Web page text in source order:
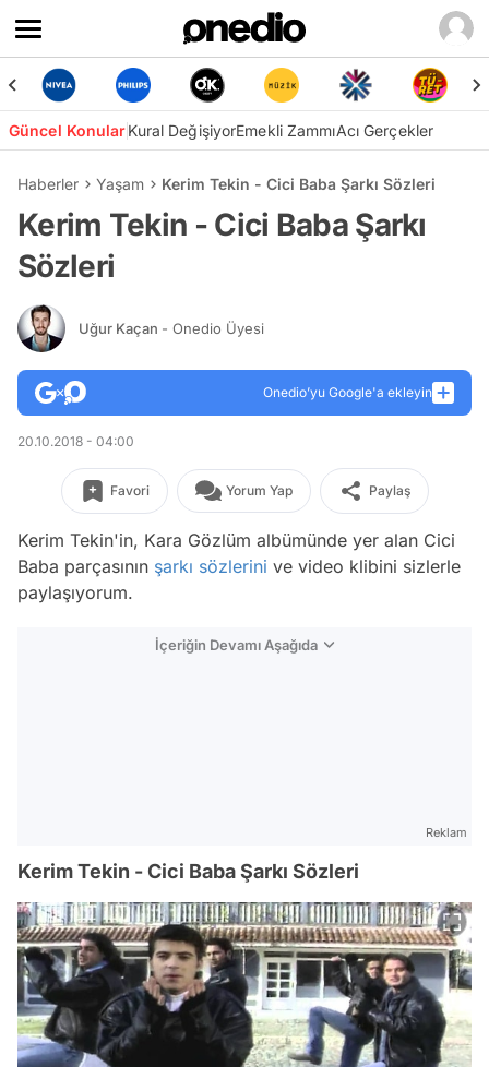
Güncel KonularKural DeğişiyorEmekli ZammıAcı Gerçekler
Haberler Yaşam Kerim Tekin - Cici Baba Şarkı Sözleri
Kerim Tekin - Cici Baba Şarkı
Sözleri
Uğur Kaçan - Onedio Üyesi
Onedio’yu Google'a ekleyin
20.10.2018 - 04:00
Favori Yorum Yap Paylaş
Kerim Tekin'in, Kara Gözlüm albümünde yer alan Cici
Baba parçasının şarkı sözlerini ve video klibini sizlerle
paylaşıyorum.
İçeriğin Devamı Aşağıda
Reklam
Kerim Tekin - Cici Baba Şarkı Sözleri